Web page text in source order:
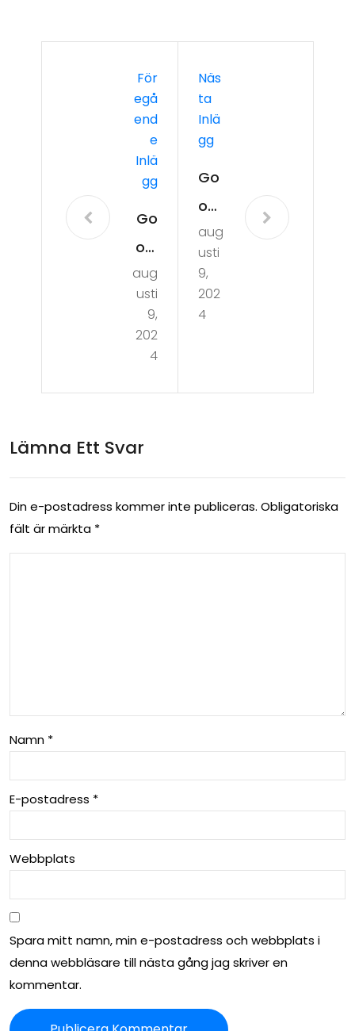
För
Egå
End
E
Inlä
Gg
Go
ogl
e
Pix
el
8:
Bal
mel
lan
Pris
aug
usti
9,
202
4
Näs
Ta
Inlä
Gg
Go
ogl
e
Pix
el
7:
202
aug
usti
9,
202
4
Lämna Ett Svar
Din e-postadress kommer inte publiceras. Obligatoriska
fält är märkta *
Namn *
E-postadress *
Webbplats
Spara mitt namn, min e-postadress och webbplats i
denna webbläsare till nästa gång jag skriver en
kommentar.